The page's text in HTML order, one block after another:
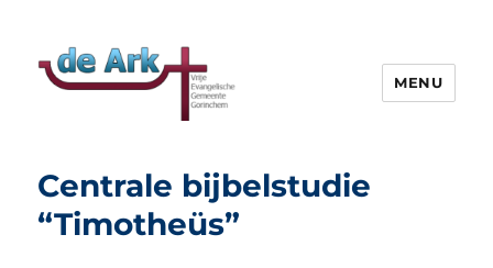
MENU
Centrale bijbelstudie
“Timotheüs”